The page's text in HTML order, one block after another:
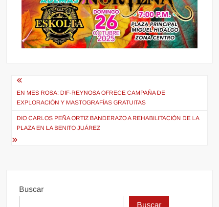
Navegación
de
entradas
EN MES ROSA: DIF-REYNOSA OFRECE CAMPAÑA DE
EXPLORACIÓN Y MASTOGRAFÍAS GRATUITAS
DIO CARLOS PEÑA ORTIZ BANDERAZO A REHABILITACIÓN DE LA
PLAZA EN LA BENITO JUÁREZ
Buscar
Buscar